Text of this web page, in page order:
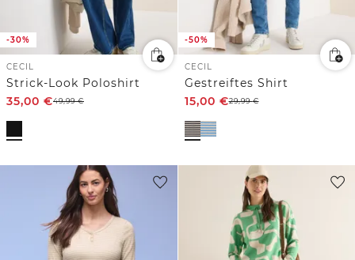
-30%
CECIL
Strick-Look Poloshirt
35,00 €49,99€
-50%
CECIL
Gestreiftes Shirt
15,00 €29,99€